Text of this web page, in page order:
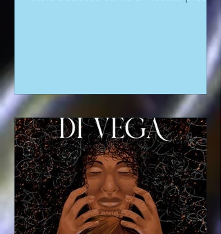
stanchezza che non le apparteneva. Le
l'immagine della protagonista del suo
romanzo d'esordio, I sassi non sanno
nuotare, appena pubblicato da Bré
Edizioni. Una storia ad alto voltaggio
emotivo "che scava nelle ferite
dell'infanzia". Che l'autore conduca
laboratori di scrittura emotiva per
adulti con disabi